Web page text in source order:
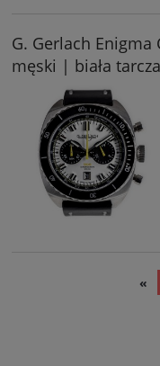
G. Gerlach
męski | biała
«